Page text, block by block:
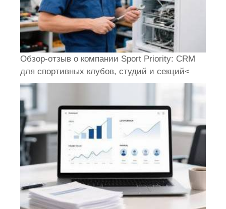
Обзор-отзыв о компании Sport Priority: CRM
для спортивных клубов, студий и секций<